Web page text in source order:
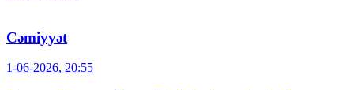
Cəmiyyət
1-06-2026, 20:55